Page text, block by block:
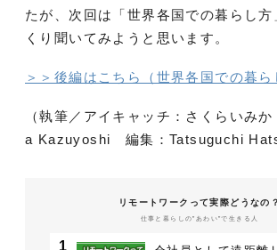
たが、次回は「世界各国での暮らし方
くり聞いてみようと思います。
＞＞後編はこちら（世界各国での暮ら
（執筆／アイキャッチ：さくらいみ
a Kazuyoshi 編集：Tatsuguchi
リモートワークって実際どうなの？
仕事と暮らしの”あわい”で生きる人
1